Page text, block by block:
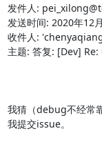
发件人:
发送时间: 2020年12
收件人:
主题: 答复: [Dev]
我猜（debug不经常
我提交issue。